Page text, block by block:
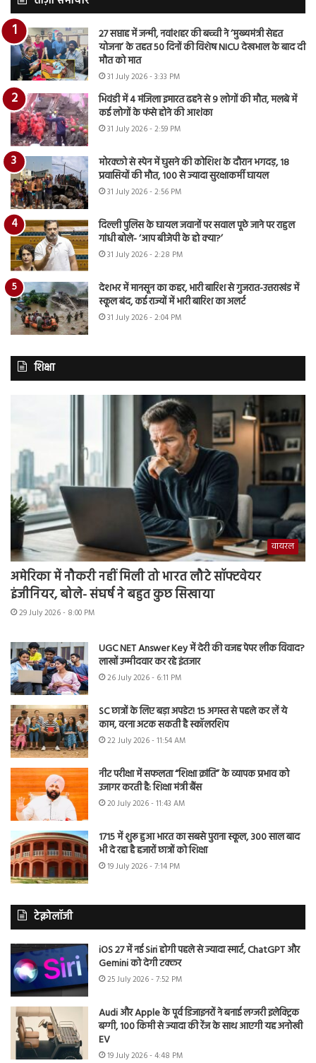
27 सप्ताह में जन्मी, नवांशहर की बच्ची ने ‘मुख्यमंत्री सेहत
योजना’ के तहत 50 दिनों की विशेष NICU देखभाल के बाद दी
मौत को मात
31 July 2026 - 3:33 PM
भिवंडी में 4 मंजिला इमारत ढहने से 9 लोगों की मौत, मलबे में
कई लोगों के फंसे होने की आशंका
31 July 2026 - 2:59 PM
मोरक्को से स्पेन में घुसने की कोशिश के दौरान भगदड़, 18
प्रवासियों की मौत, 100 से ज्यादा सुरक्षाकर्मी घायल
31 July 2026 - 2:56 PM
दिल्ली पुलिस के घायल जवानों पर सवाल पूछे जाने पर राहुल
गांधी बोले- ‘आप बीजेपी के हो क्या?’
31 July 2026 - 2:28 PM
देशभर में मानसून का कहर, भारी बारिश से गुजरात-उत्तराखंड में
स्कूल बंद, कई राज्यों में भारी बारिश का अलर्ट
31 July 2026 - 2:04 PM
शिक्षा
वायरल
अमेरिका में नौकरी नहीं मिली तो भारत लौटे सॉफ्टवेयर
इंजीनियर, बोले- संघर्ष ने बहुत कुछ सिखाया
29 July 2026 - 8:00 PM
UGC NET Answer Key में देरी की वजह पेपर लीक विवाद?
लाखों उम्मीदवार कर रहे इंतजार
26 July 2026 - 6:11 PM
SC छात्रों के लिए बड़ा अपडेट! 15 अगस्त से पहले कर लें ये
काम, वरना अटक सकती है स्कॉलरशिप
22 July 2026 - 11:54 AM
नीट परीक्षा में सफलता “शिक्षा क्रांति” के व्यापक प्रभाव को
उजागर करती है: शिक्षा मंत्री बैंस
20 July 2026 - 11:43 AM
1715 में शुरू हुआ भारत का सबसे पुराना स्कूल, 300 साल बाद
भी दे रहा है हजारों छात्रों को शिक्षा
19 July 2026 - 7:14 PM
टेक्नोलॉजी
iOS 27 में नई Siri होगी पहले से ज्यादा स्मार्ट, ChatGPT और
Gemini को देगी टक्कर
25 July 2026 - 7:52 PM
Audi और Apple के पूर्व डिजाइनरों ने बनाई लग्जरी इलेक्ट्रिक
बग्गी, 100 किमी से ज्यादा की रेंज के साथ आएगी यह अनोखी
EV
19 July 2026 - 4:48 PM